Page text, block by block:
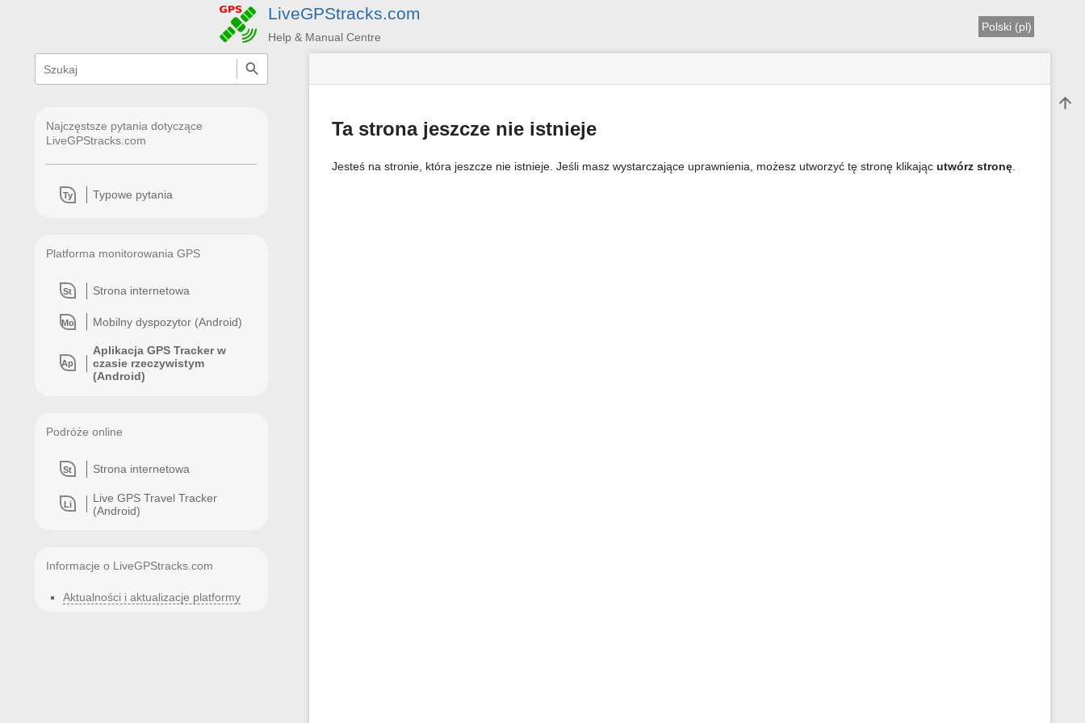
LiveGPStracks.com
Help & Manual Centre
quick
search
Najczęstsze pytania dotyczące
LiveGPStracks.com
Ty Typowe pytania
Platforma monitorowania GPS
St Strona internetowa
Mo Mobilny dyspozytor (Android)
Ap
Aplikacja GPS Tracker w
czasie rzeczywistym
(Android)
Podróże online
St Strona internetowa
Li
Live GPS Travel Tracker
(Android)
Informacje o LiveGPStracks.com
Aktualności i aktualizacje platformy
Polski (pl)
Do
Ta strona jeszcze nie istnieje
Jesteś na stronie, która jeszcze nie istnieje. Jeśli masz wystarczające uprawnienia, możesz utworzyć tę stronę klikając utwórz stronę.